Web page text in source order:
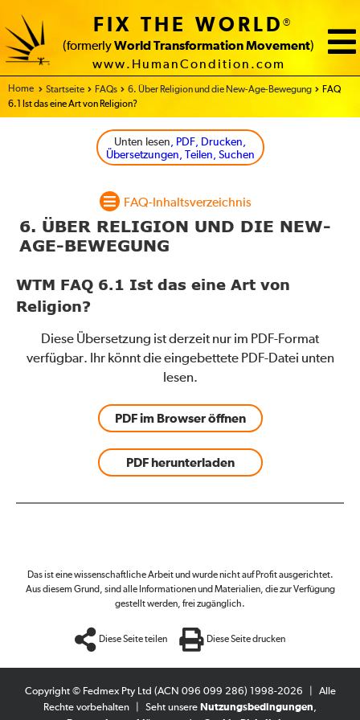
FIX THE WORLD®
(formerly World Transformation Movement)
www.HumanCondition.com
Home Startseite FAQs 6. Über Religion und die New-Age-Bewegung
FAQ
6.1 Ist das eine Art von Religion?
Unten lesen, PDF, Drucken,
Übersetzungen, Teilen, Suchen
FAQ-Inhaltsverzeichnis
6. ÜBER RELIGION UND DIE NEW-
AGE-BEWEGUNG
WTM FAQ 6.1 Ist das eine Art von
Religion?
Diese Übersetzung ist derzeit nur im PDF-Format
verfügbar. Ihr könnt die eingebettete PDF-Datei unten
lesen.
PDF im Browser öffnen
PDF herunterladen
Das ist eine wissenschaftliche Arbeit und wurde nicht auf Profit ausgerichtet.
Aus diesem Grund, sind alle Informationen und Materialien, die zur Verfügung
gestellt werden, frei zugänglich.
Diese Seite teilen Diese Seite drucken
Copyright © Fedmex Pty Ltd (ACN 096 099 286) 1998-2026
Alle
Rechte vorbehalten
Seht unsere Nutzungsbedingungen,